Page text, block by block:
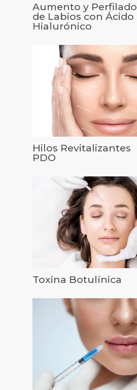
Aumento y Perfilado
de Labios con Ácido
Hialurónico
Hilos Revitalizantes
PDO
Toxina Botulínica